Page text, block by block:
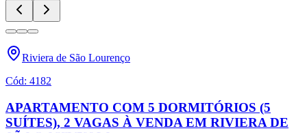
Riviera de São Lourenço
Cód: 4182
APARTAMENTO COM 5 DORMITÓRIOS (5
SUÍTES), 2 VAGAS À VENDA EM RIVIERA DE